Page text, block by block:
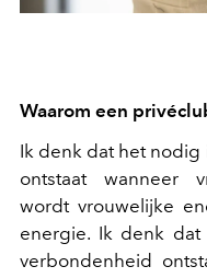
Waarom een
Ik denk dat het nodig
ontstaat wanneer
wordt vrouwelijke
energie. Ik denk
verbondenheid